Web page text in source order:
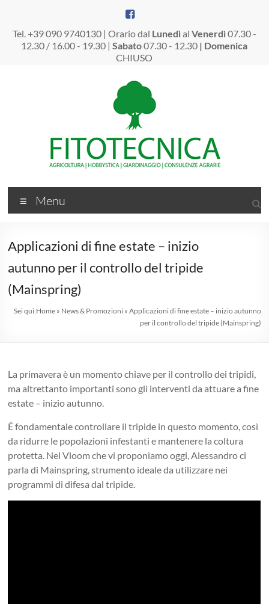
contenuto
Tel. +39 090 9740130 | Orario dal Lunedì al Venerdì 07.30 -
12.30 / 16.00 - 19.30 |Sabato07.30 - 12.30 | Domenica
CHIUSO
Fitotecnica
Srl
–
Dal
1975
professionisti
Agricoltura
|
Hobbystica
Giardinaggio
|
Consulenze
Agrarie
Menu
Applicazioni di fine estate – inizio
autunno per il controllo del tripide
(Mainspring)
Sei qui:Home» News & Promozioni» Applicazioni di fine estate – inizio autunno
per il controllo del tripide (Mainspring)
La primavera è un momento chiave per il controllo dei tripidi,
ma altrettanto importanti sono gli interventi da attuare a fine
estate – inizio autunno.
É fondamentale controllare il tripide in questo momento, così
da ridurre le popolazioni infestanti e mantenere la coltura
protetta. Nel Vloom che vi proponiamo oggi, Alessandro ci
parla di Mainspring, strumento ideale da utilizzare nei
programmi di difesa dal tripide.